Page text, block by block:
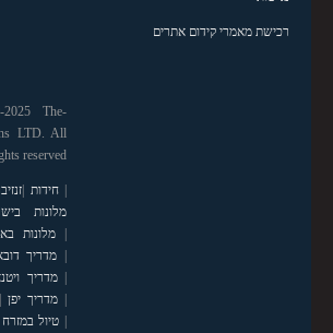
רכישת מאמרי קידום אתרים
The-
LTD. All
reserved
|חידות |
מלונות
|מלונות
| מדריך
|מדריך
|מדריך יפן |
| טיול במזרח